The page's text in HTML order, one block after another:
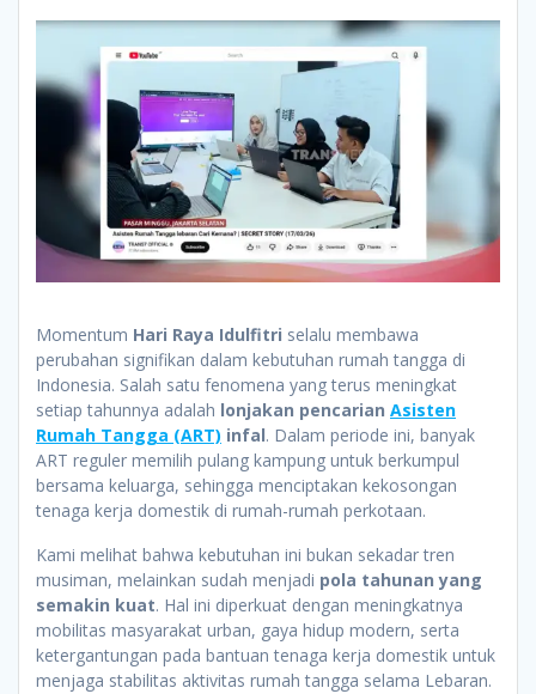
Momentum Hari Raya Idulfitri selalu membawa
perubahan signifikan dalam kebutuhan rumah tangga di
Indonesia. Salah satu fenomena yang terus meningkat
setiap tahunnya adalah lonjakan pencarian Asisten
Rumah Tangga (ART) infal. Dalam periode ini, banyak
ART reguler memilih pulang kampung untuk berkumpul
bersama keluarga, sehingga menciptakan kekosongan
tenaga kerja domestik di rumah-rumah perkotaan.
Kami melihat bahwa kebutuhan ini bukan sekadar tren
musiman, melainkan sudah menjadi pola tahunan yang
semakin kuat. Hal ini diperkuat dengan meningkatnya
mobilitas masyarakat urban, gaya hidup modern, serta
ketergantungan pada bantuan tenaga kerja domestik untuk
menjaga stabilitas aktivitas rumah tangga selama Lebaran.